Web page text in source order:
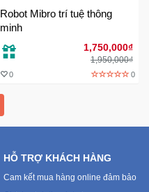
Robot Mibro trí tuệ thông
minh
1,750,000₫
1,950,000₫
0 0
HỖ TRỢ KHÁCH HÀNG
Cam kết mua hàng online đảm bảo